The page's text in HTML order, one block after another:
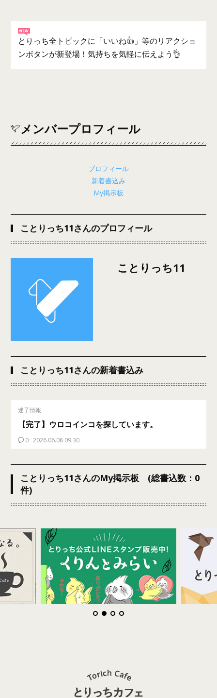
とりっち全トピックに「いいね👍」等のリアクショ
ンボタンが新登場！気持ちを気軽に伝えよう👌
メンバープロフィール
プロフィール
新着書込み
My掲示板
ことりっち11さんのプロフィール
ことりっち11
ことりっち11さんの新着書込み
迷子情報
【完了】ウロコインコを探しています。
0 2026.06.08 09:30
ことりっち11さんのMy掲示板 (総書込数：0
件)